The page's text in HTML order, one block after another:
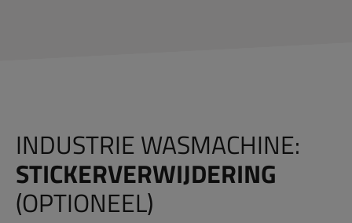
INDUSTRIE WASMACHINE:
STICKERVERWIJDERING
(OPTIONEEL)